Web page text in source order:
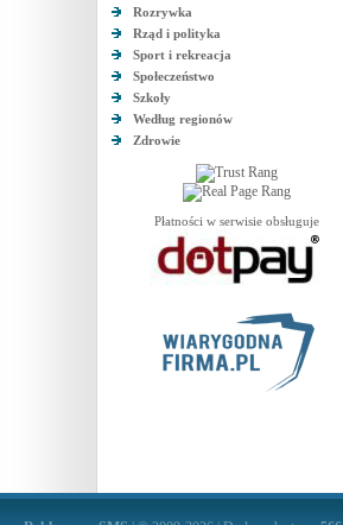
Rozrywka
Rząd i polityka
Sport i rekreacja
Społeczeństwo
Szkoły
Według regionów
Zdrowie
Płatności w serwisie obsługuje